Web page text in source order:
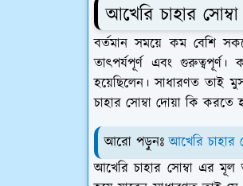
আখেরি চাহার
বর্তমান সময়ে কম বেশি
তাৎপর্যপূর্ণ এবং
হয়েছিলেন। সাধারণত তাই
চাহার সোম্বা দোয়া কি করতে
আরো পড়ুনঃআখেরি চাহার
আখেরি চাহার সোম্বা এর মূল